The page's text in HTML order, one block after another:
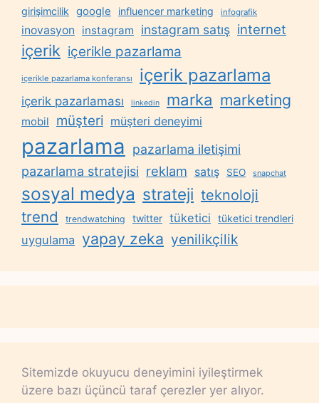
girişimcilik google influencer marketing infografik
inovasyon instagram instagram satış internet
içerik içerikle pazarlama
içerikle pazarlama konferansı içerik pazarlama
içerik pazarlaması linkedin marka marketing
mobil müşteri müşteri deneyimi
pazarlama
pazarlama iletişimi
pazarlama stratejisi reklam satış SEO snapchat
sosyal medya strateji teknoloji
trend trendwatching twitter tüketici tüketici trendleri
uygulama yapay zeka yenilikçilik
Sitemizde okuyucu deneyimini iyileştirmek
üzere bazı üçüncü taraf çerezler yer alıyor.